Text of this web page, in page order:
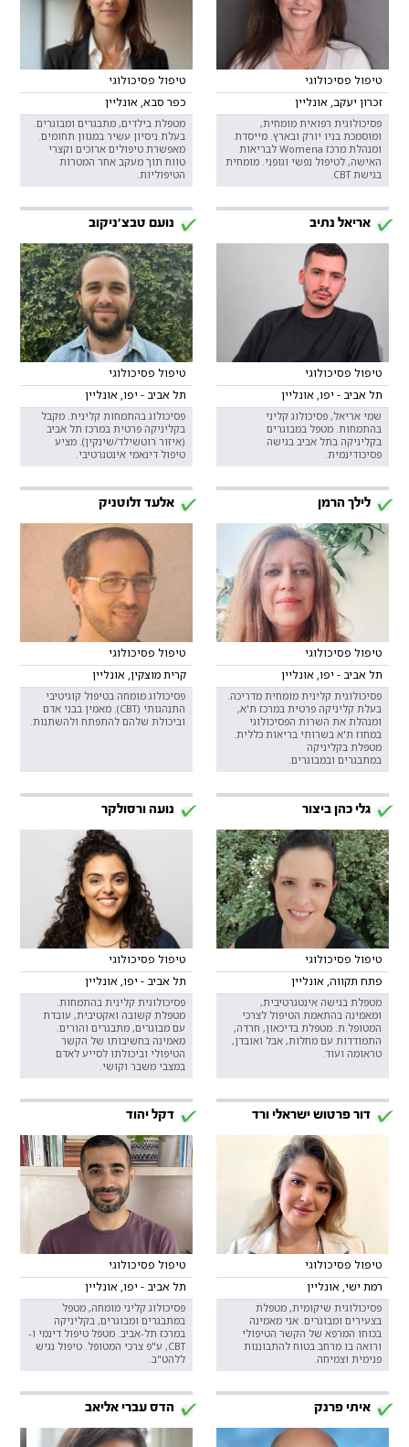
טיפול פסיכולוגי
זכרון יעקב, אונליין
פסיכולוגית רפואית מומחית,
ומוסמכת בניו יורק ובארץ. מייסדת
ומנהלת מרכז Womena לבריאות
האישה, לטיפול נפשי וגופני. מומחית
בגישת CBT.
טיפול פסיכולוגי
כפר סבא, אונליין
מטפלת בילדים, מתבגרים ומבוגרים.
בעלת ניסיון עשיר במגוון תחומים.
מאפשרת טיפולים ארוכים וקצרי
טווח תוך מעקב אחר המטרות
הטיפוליות.
אריאל נתיב
טיפול פסיכולוגי
תל אביב - יפו, אונליין
שמי אריאל, פסיכולוג קליני
בהתמחות. מטפל במבוגרים
בקליניקה בתל אביב בגישה
פסיכודינמית.
נועם טבצ'ניקוב
טיפול פסיכולוגי
תל אביב - יפו, אונליין
פסיכולוג בהתמחות קלינית. מקבל
בקליניקה פרטית במרכז תל אביב
(איזור רוטשילד/שינקין). מציע
טיפול דינאמי אינטגרטיבי.
לילך הרמן
טיפול פסיכולוגי
תל אביב - יפו, אונליין
פסיכולוגית קלינית מומחית מדריכה.
בעלת קליניקה פרטית במרכז ת'א,
ומנהלת את השרות הפסיכולוגי
במחוז ת'א בשרותי בריאות כללית.
מטפלת בקליניקה
במתבגרים ובמבוגרים.
אלעד זלוטניק
טיפול פסיכולוגי
קרית מוצקין, אונליין
פסיכולוג מומחה בטיפול קוגיטיבי
התנהגותי (CBT). מאמין בבני אדם
וביכולת שלהם להתפתח ולהשתנות.
גלי כהן ביצור
טיפול פסיכולוגי
פתח תקווה, אונליין
מטפלת בגישה אינטגרטיבית,
ומאמינה בהתאמת הטיפול לצרכי
המטופל.ת. מטפלת בדיכאון, חרדה,
התמודדות עם מחלות, אבל ואובדן,
טראומה ועוד.
נועה ורסולקר
טיפול פסיכולוגי
תל אביב - יפו, אונליין
פסיכולוגית קלינית בהתמחות.
מטפלת קשובה ואקטיבית, עובדת
עם מבוגרים, מתבגרים והורים.
מאמינה בחשיבותו של הקשר
הטיפולי וביכולתו לסייע לאדם
במצבי משבר וקושי.
דור פרטוש ישראלי ורד
טיפול פסיכולוגי
רמת ישי, אונליין
פסיכולוגית שיקומית, מטפלת
בצעירים ומבוגרים. אני מאמינה
בכוחו המרפא של הקשר הטיפולי
ורואה בו מרחב בטוח להתבוננות
פנימית וצמיחה.
דקל יהוד
טיפול פסיכולוגי
תל אביב - יפו, אונליין
פסיכולוג קליני מומחה, מטפל
במתבגרים ומבוגרים, בקליניקה
במרכז תל-אביב. מטפל טיפול דינמי ו-
CBT, ע"פ צרכי המטופל. טיפול נגיש
ללהט"ב.
איתי פרנק הדס עברי אליאב